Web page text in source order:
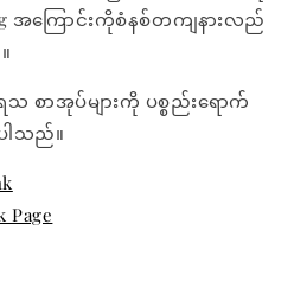
အကြောင်းကိုစံနစ်တကျနားလည်
စာအုပ်များကို ပစ္စည်းရောက်
ပါသည်။
Page